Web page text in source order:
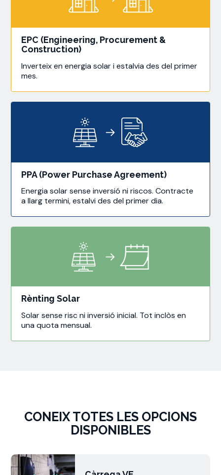
EPC (Engineering, Procurement &
Construction)
Inverteix en energia solar i estalvia des del primer
mes.
PPA (Power Purchase Agreement)
Energia solar sense inversió ni riscos. Contracte
a llarg termini, estalvi des del primer dia.
Rènting Solar
Solar sense risc ni inversió inicial. Tot inclòs en
una quota mensual.
CONEIX TOTES LES OPCIONS
DISPONIBLES